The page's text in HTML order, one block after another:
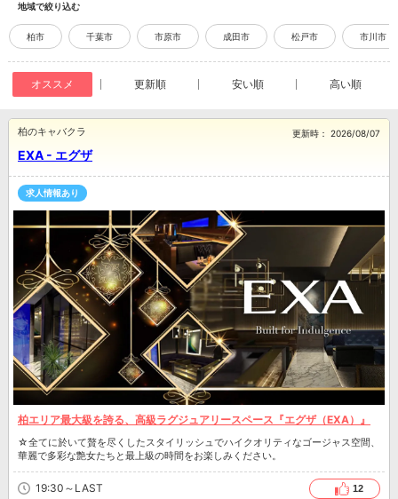
地域で絞り込む
柏市 千葉市 市原市 成田市 松戸市 市川市
オススメ 更新順 安い順 高い順
EXA - エグザ
柏のキャバクラ 更新時： 2026/08/07
求人情報あり
柏エリア最大級を誇る、高級ラグジュアリースペース『エグザ（EXA）』
☆全てに於いて贅を尽くしたスタイリッシュでハイクオリティなゴージャス空間、
華麗で多彩な艶女たちと最上級の時間をお楽しみください。
19:30～LAST
12